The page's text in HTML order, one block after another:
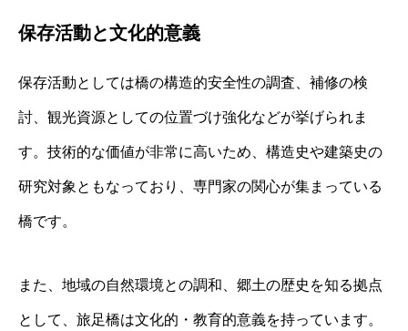
保存活動と文化的意義
保存活動としては橋の構造的安全性の調査、補修の検
討、観光資源としての位置づけ強化などが挙げられま
す。技術的な価値が非常に高いため、構造史や建築史の
研究対象ともなっており、専門家の関心が集まっている
橋です。
また、地域の自然環境との調和、郷土の歴史を知る拠点
として、旅足橋は文化的・教育的意義を持っています。